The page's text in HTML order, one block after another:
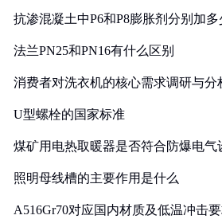
抗渗混凝土中P6和P8膨胀剂分别加多
法兰PN25和PN16有什么区别
消费者对洗衣机的核心需求调研与分
U型螺栓的国家标准
煤矿用电热取暖器是否符合防爆电气
照明母线槽的主要作用是什么
A516Gr70对应国内材质及低温冲击